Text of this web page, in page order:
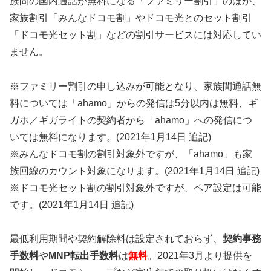
家族割引「みんなドコモ割」やドコモ光とのセット割引
「ドコモ光セット割」などの割引サービスには対応してい
ません。
※ファミリー割引の申し込みが可能となり、家族間通話無
料については「ahamo」からの発信は5分以内は無料、ギ
ガホ／ギガライトの契約者から「ahamo」への発信につ
いては無料になります。(2021年1月14日 追記)
※みんなドコモ割の割引対象外ですが、「ahamo」も家
族回線のカウント対象になります。(2021年1月14日 追記)
※ドコモ光セット割の割引対象外ですが、ペア設定は可能
です。(2021年1月14日 追記)
最低利用期間や契約解除料は設定されておらず、 契約事務
手数料やMNP転出手数料は無料。2021年3月より提供を